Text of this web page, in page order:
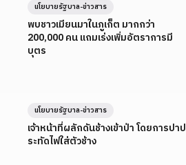
พบชาวเมียนมาในภูเก็ต มากกว่า
200,000 คน แถมเร่งเพิ่มอัตราการมี
บุตร
นโยบายรัฐบาล-ข่าวสาร
เจ้าหน้าที่ผลักดันช้างเข้าป่า โดยการปาป
ระทัดไฟใส่ตัวช้าง
นโยบายรัฐบาล-ข่าวสาร